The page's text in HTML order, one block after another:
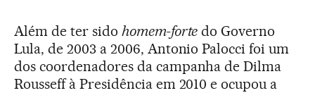
Além de ter sido homem-forte do Governo
Lula, de 2003 a 2006, Antonio Palocci foi um
dos coordenadores da campanha de Dilma
Rousseff à Presidência em 2010 e ocupou a